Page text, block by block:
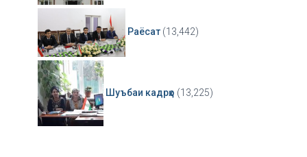
Раёсат (13,442)
Шуъбаи кадрҳо (13,225)